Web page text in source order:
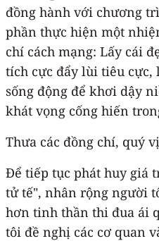
đồng hành với chương
phần thực hiện một
chí cách mạng: Lấy cái
tích cực đẩy lùi tiêu cực,
sống động để khơi dậy
khát vọng cống hiến
Thưa các đồng chí, quý
Để tiếp tục phát huy giá
tử tế", nhân rộng người
hơn tinh thần thi đua ái
tôi đề nghị các cơ quan